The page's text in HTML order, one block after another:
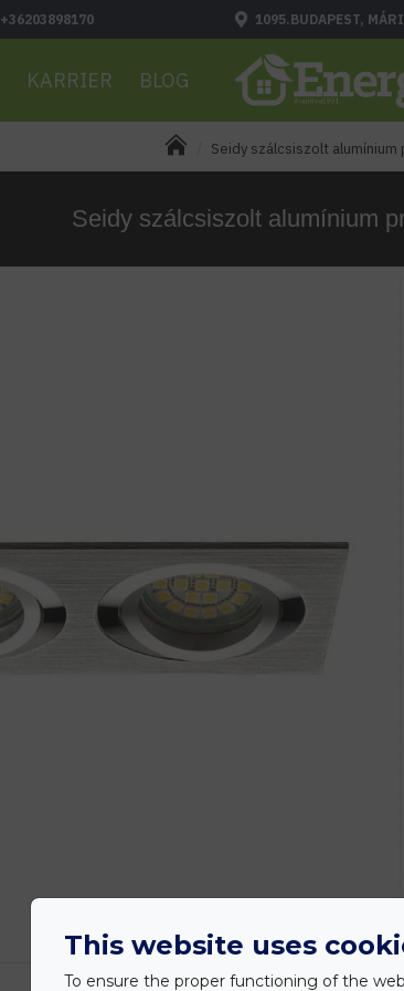
+36203898170 1095.BUDAPEST,
KARRIER BLOG
Seidy szálcsiszolt
Seidy szálcsiszolt alumínium
This website uses
To ensure the proper functioning of the